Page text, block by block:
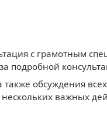
с грамотным
подробной
обсуждения всех
важных